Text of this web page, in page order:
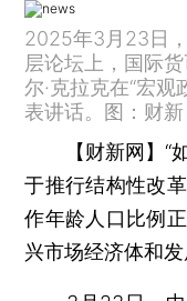
2025年3月23日
层论坛上，国际
尔·克拉克在“宏
表讲话。图：财
【财新网】 “
于推行结构性改
作年龄人口比例
兴市场经济体和